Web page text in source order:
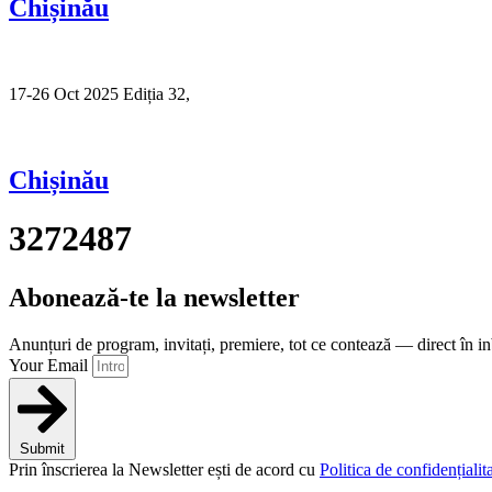
Chișinău
17-26 Oct 2025 Ediția 32,
Chișinău
3272487
Abonează-te la newsletter
Anunțuri de program, invitați, premiere, tot ce contează — direct în
Your Email
Submit
Prin înscrierea la Newsletter ești de acord cu Politica de